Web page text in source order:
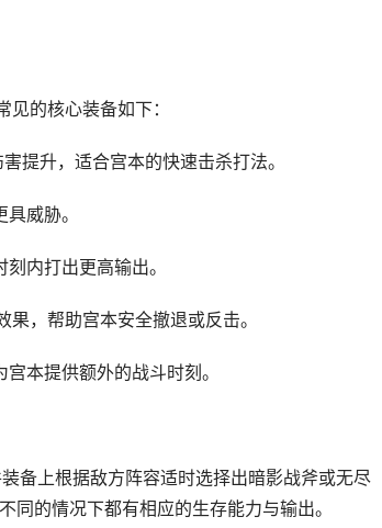
的核心装备如下：
提升，适合宫本的快速击杀打法。
威胁。
内打出更高输出。
，帮助宫本安全撤退或反击。
本提供额外的战斗时刻。
备上根据敌方阵容适时选择出暗影战斧或无尽
同的情况下都有相应的生存能力与输出。